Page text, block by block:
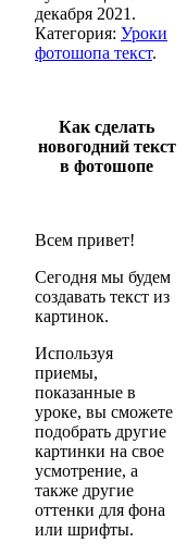
декабря 2021 .
Категория: Уроки
фотошопа текст.
Как сделать
новогодний текст
в фотошопе
Всем привет!
Сегодня мы будем
создавать текст из
картинок.
Используя
приемы,
показанные в
уроке, вы сможете
подобрать другие
картинки на свое
усмотрение, а
также другие
оттенки для фона
или шрифты.